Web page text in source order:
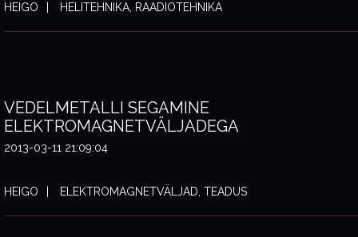
HEIGO HELITEHNIKA, RAADIOTEHNIKA
VEDELMETALLI SEGAMINE
ELEKTROMAGNETVÄLJADEGA
2013-03-11 21:09:04
HEIGO ELEKTROMAGNETVÄLJAD, TEADUS